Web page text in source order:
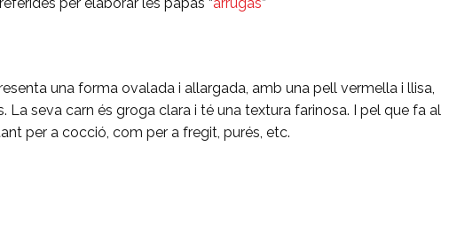
una forma ovalada i allargada, amb una pell vermella i llisa,
seva carn és groga clara i té una textura farinosa. I pel que fa al
per a cocció, com per a fregit, purés, etc.